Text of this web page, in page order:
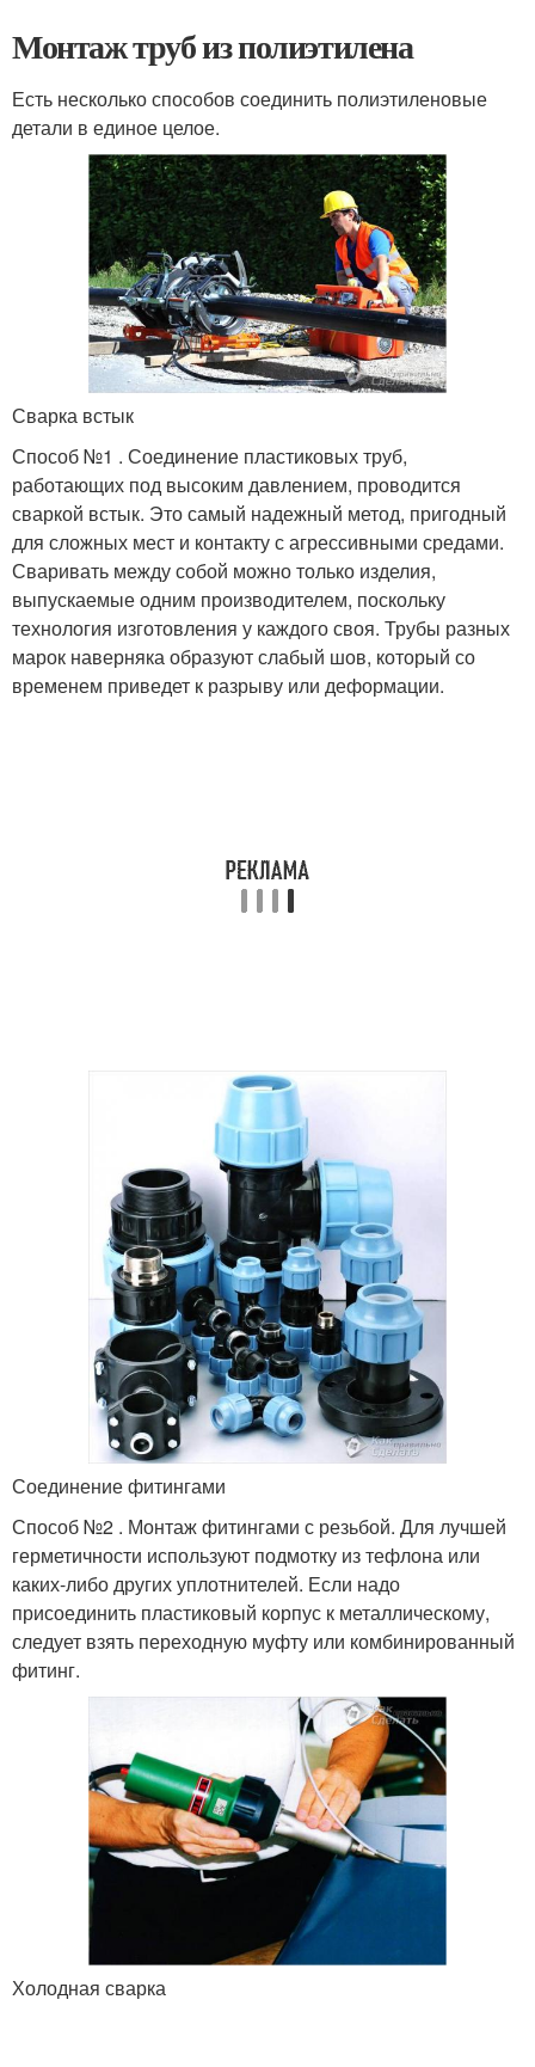
Монтаж труб из полиэтилена
Есть несколько способов соединить полиэтиленовые
детали в единое целое.
Сварка встык
Способ №1 . Соединение пластиковых труб,
работающих под высоким давлением, проводится
сваркой встык. Это самый надежный метод, пригодный
для сложных мест и контакту с агрессивными средами.
Сваривать между собой можно только изделия,
выпускаемые одним производителем, поскольку
технология изготовления у каждого своя. Трубы разных
марок наверняка образуют слабый шов, который со
временем приведет к разрыву или деформации.
Соединение фитингами
Способ №2 . Монтаж фитингами с резьбой. Для лучшей
герметичности используют подмотку из тефлона или
каких-либо других уплотнителей. Если надо
присоединить пластиковый корпус к металлическому,
следует взять переходную муфту или комбинированный
фитинг.
Холодная сварка